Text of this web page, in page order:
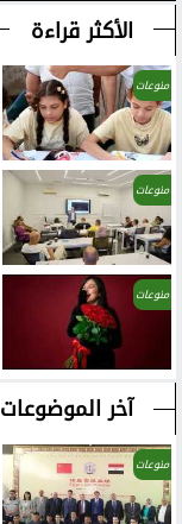
الأكثر قراءة
منوعات
منوعات
منوعات
آخر الموضوعات
منوعات